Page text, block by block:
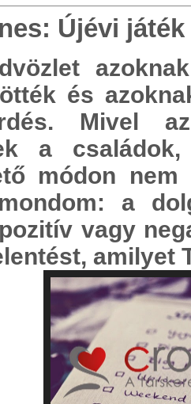
Újévi
és
Mivel
a
módon
a
vagy
amilyet